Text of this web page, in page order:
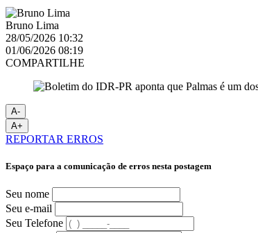
Bruno Lima
28/05/2026 10:32
01/06/2026 08:19
COMPARTILHE
A-
A+
REPORTAR ERROS
Espaço para a comunicação de erros nesta postagem
Seu nome
Seu e-mail
Seu Telefone